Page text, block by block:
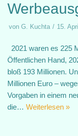
von G. Kuchta 15.
2021 waren es 225
Öffentlichen Hand,
bloß 193 Millionen.
Millionen Euro –
Vorgaben in einem
die… Weiterlesen »